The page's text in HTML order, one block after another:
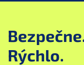
Rýchlo.